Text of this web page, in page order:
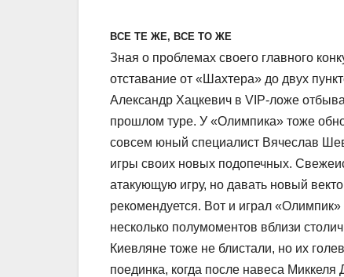
ВСЕ ТЕ ЖЕ, ВСЕ ТО ЖЕ
Зная о проблемах своего главного
отставание от «Шахтера» до двух
Александр Хацкевич в VIP-ложе
прошлом туре. У «Олимпика» тоже
совсем юный специалист Вячеслав
игры своих новых подопечных.
атакующую игру, но давать новый
рекомендуется. Вот и играл
несколько полумоментов вблизи
Киевляне тоже не блистали, но их
поединка, когда после навеса